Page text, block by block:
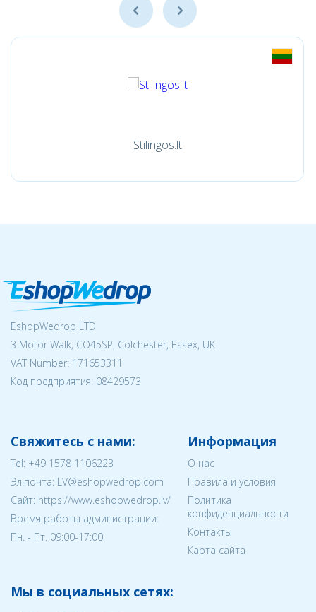
Stilingos.lt
EshopWedrop LTD
3 Motor Walk, CO45SP, Colchester, Essex, UK
VAT Number: 171653311
Код предприятия: 08429573
Свяжитесь с нами:
Tel: +49 1578 1106223
Эл.почта: LV@eshopwedrop.com
Cайт: https://www.eshopwedrop.lv/
Время работы администрации:
Пн. - Пт. 09:00-17:00
Информация
О нас
Правила и условия
Политика
конфиденциальности
Контакты
Карта сайта
Мы в социальных сетях: